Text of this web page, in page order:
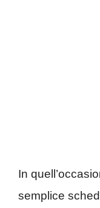
In
semplice